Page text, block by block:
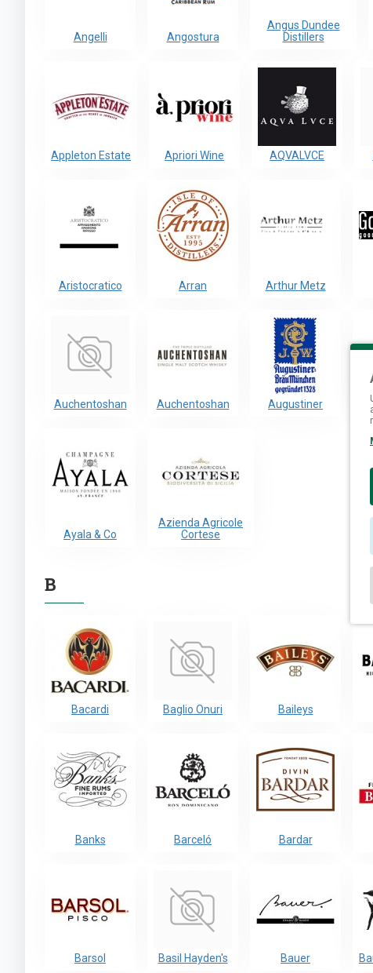
Angelli Angostura
Angus Dundee
Distillers
Appleton Estate Apriori Wine AQVALVCE
Aristocratico Arran Arthur Metz
Auchentoshan Auchentoshan Augustiner
Ayala & Co
Azienda Agricole
Cortese
B
Bacardi Baglio Onuri Baileys
Banks Barceló Bardar
Barsol Basil Hayden's Bauer